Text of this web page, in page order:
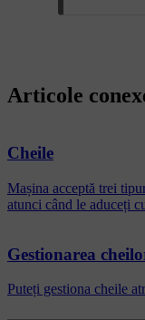
Articole
Cheile
Mașina acceptă trei
atunci când le aduceți
Gestionarea
Puteți gestiona cheile